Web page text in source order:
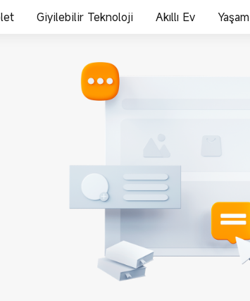
Giyilebilir Teknoloji Akıllı Ev